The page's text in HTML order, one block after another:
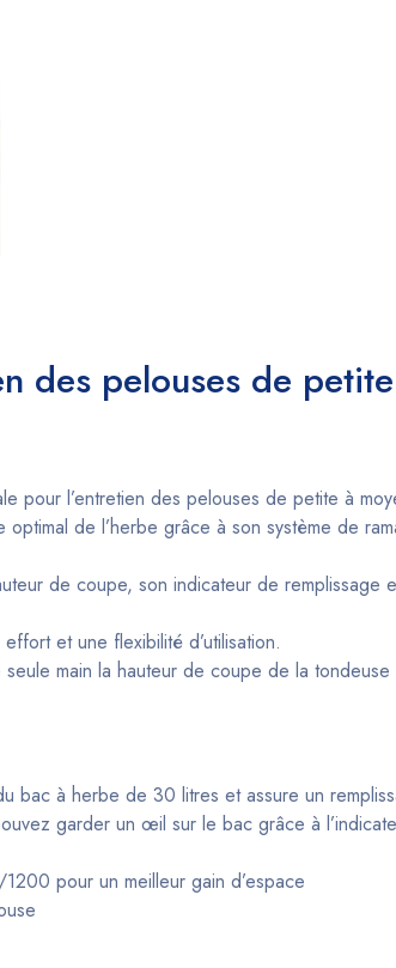
des pelouses de
pour l’entretien des pelouses de petite à
de l’herbe grâce à son système de
de coupe, son indicateur de remplissage
et une flexibilité d’utilisation.
main la hauteur de coupe de la
bac à herbe de 30 litres et assure un
garder un œil sur le bac grâce à
pour un meilleur gain d’espace